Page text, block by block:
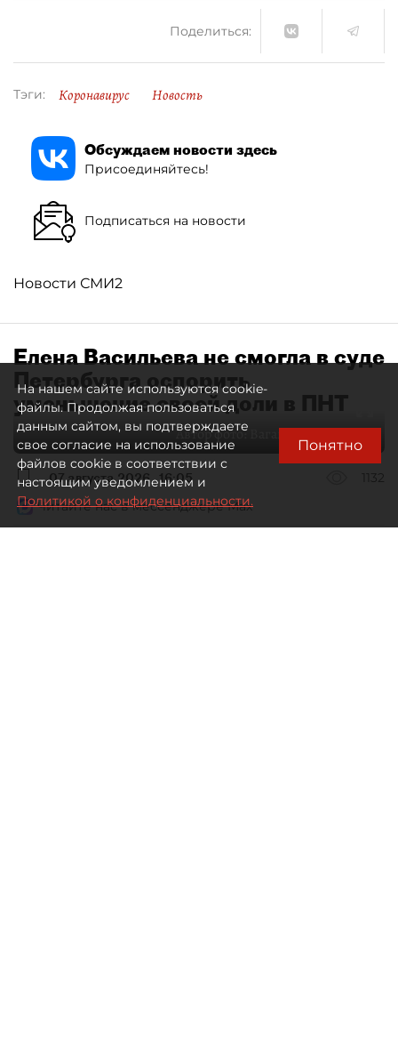
Поделиться:
Тэги: Коронавирус Новость
Обсуждаем новости здесь
Присоединяйтесь!
Подписаться на новости
Новости СМИ2
Елена Васильева не смогла в суде
Петербурга оспорить
уменьшение своей доли в ПНТ
Автор фото: Ваганов Антон / "ДП"
07 августа 2026 16:05
1132
Читайте нас в мессенджере Max
На нашем сайте используются cookie-
файлы. Продолжая пользоваться
данным сайтом, вы подтверждаете
свое согласие на использование
файлов cookie в соответствии с
настоящим уведомлением и
Политикой о конфиденциальности.
Понятно